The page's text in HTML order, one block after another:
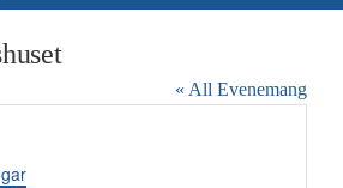
Om oss
« All Evenemang